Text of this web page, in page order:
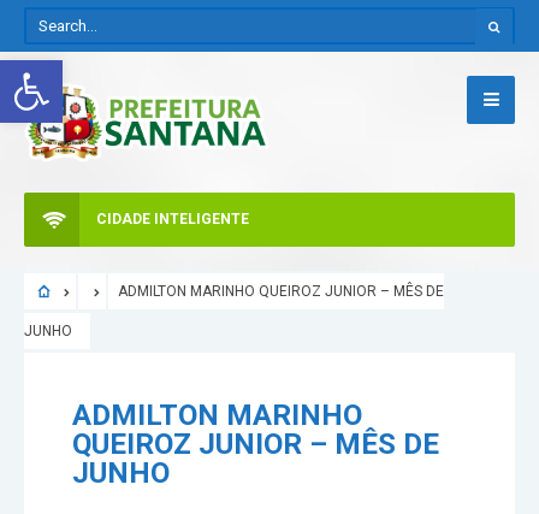
Abrir a barra de ferramentas
CIDADE INTELIGENTE
ADMILTON MARINHO QUEIROZ JUNIOR – MÊS DE
JUNHO
ADMILTON MARINHO
QUEIROZ JUNIOR – MÊS DE
JUNHO